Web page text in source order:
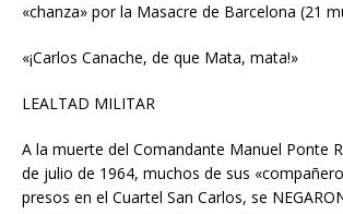
«chanza» por la Masacre de Barcelona (21
«¡Carlos Canache, de que Mata, mata!»
LEALTAD MILITAR
A la muerte del Comandante Manuel Ponte
de julio de 1964, muchos de sus
presos en el Cuartel San Carlos, se